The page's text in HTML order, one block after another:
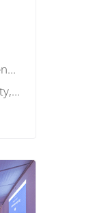
Aannemer, Architectenbureau, Opdrachtgever, Overheid, Softwareleverancier, Woningcorporatie, Overig
3D , Augmented Reality, BIM objecten, BIM visie, ERP, GIS, Projectmanagement, Virtual Reality, Visualisatie